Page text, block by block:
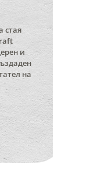
стая
и
на